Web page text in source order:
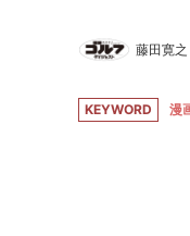
藤田寛之
KEYWORD 漫